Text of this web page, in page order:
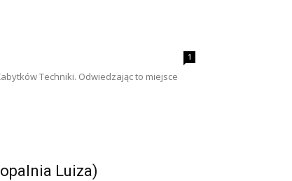
1
Techniki. Odwiedzając to miejsce
Luiza)